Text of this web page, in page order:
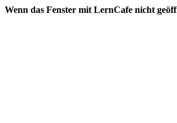
Wenn das Fenster mit LernCafe nicht